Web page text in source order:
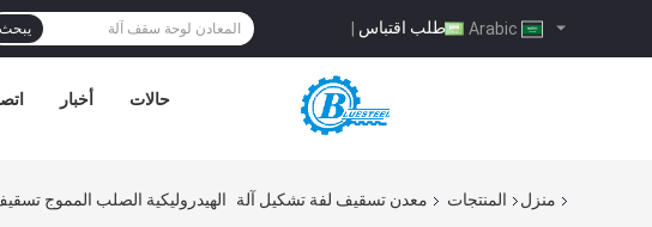
طلب اقتباس | يبحث
أخبار حالات
منزل المنتجات معدن تسقيف لفة تشكيل آلة الهيدروليكية الصلب المموج